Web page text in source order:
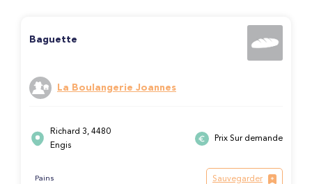
Baguette
La Boulangerie Joannes
Richard 3, 4480
Engis
Prix Sur demande
Pains Sauvegarder